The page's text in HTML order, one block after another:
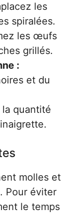
les
spiralées.
les œufs
grillés.
:
et du
quantité
molles et
Pour éviter
le temps